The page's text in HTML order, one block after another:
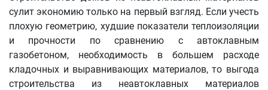
сулит экономию только на первый взгляд. Если учесть
плохую геометрию, худшие показатели теплоизоляции
и прочности по сравнению с автоклавным
газобетоном, необходимость в большем расходе
кладочных и выравнивающих материалов, то выгода
строительства из неавтоклавных материалов